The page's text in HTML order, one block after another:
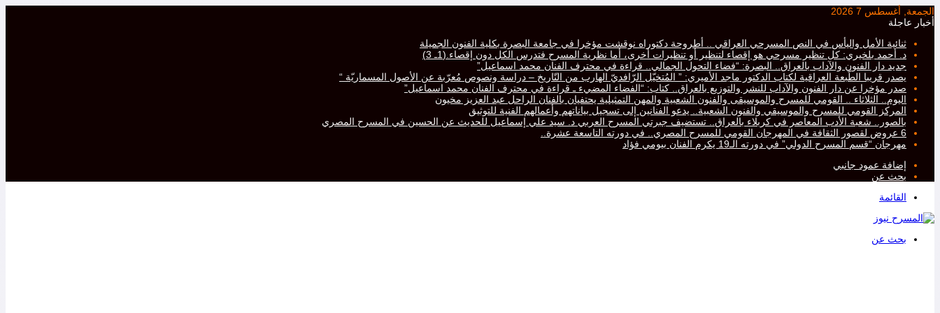
الجمعة, أغسطس 7 2026
أخبار عاجلة
ثنائية الأمل واليأس في النص المسرحي العراقي .. أطروحة دكتوراه نوقشت مؤخرا في جامعة البصرة بكلية الفنون الجميلة
د. أحمد بلخيري: كل تنظير مسرحي هو إقصاء لتنظير أو تنظيرات أخرى، أما نظرية المسرح فتدرس الكل دون إقصاء.(1ـ 3)
جديد دار الفنون والآداب بالعراق.. البصرة: “فضاء التحول الجمالي.. قراءة في محترف الفنان محمد اسماعيل”
يصدر قريبا الطّبعة العراقية لكتاب الدكتور ماجد الأميري: ” المُتخيّل الرّافديّ الهارب من التّاريخ – دراسة ونصوص مُعرّبة عن الأصول المسماريّة “
صدر مؤخرا عن دار الفنون والآداب للنشر والتوزيع بالعراق.. كتاب: “الفضاء المضيء ـ قراءة في محترف الفنان محمد اسماعيل”
اليوم.. الثلاثاء .. القومي للمسرح والموسيقى والفنون الشعبية والمهن التمثيلية يحتفيان بالفنان الراحل عبد العزيز مخيون
المركز القومي للمسرح والموسيقي والفنون الشعبية.. يدعو الفنانين إلى تسجيل بياناتهم وأعمالهم الفنية للتوثيق
بالصور.. شعبة الأدب المعاصر في كربلاء بالعراق.. تستضيف جبرتي المسرح العربي د. سيد علي إسماعيل للحديث عن الحسين في المسرح المصري
6 عروض لقصور الثقافة في المهرجان القومي للمسرح المصري.. في دورته التاسعة عشرة..
مهرجان “قسم المسرح الدولي” في دورته الـ19 يكرم الفنان بيومي فؤاد
إضافة عمود جانبي
بحث عن
القائمة
بحث عن